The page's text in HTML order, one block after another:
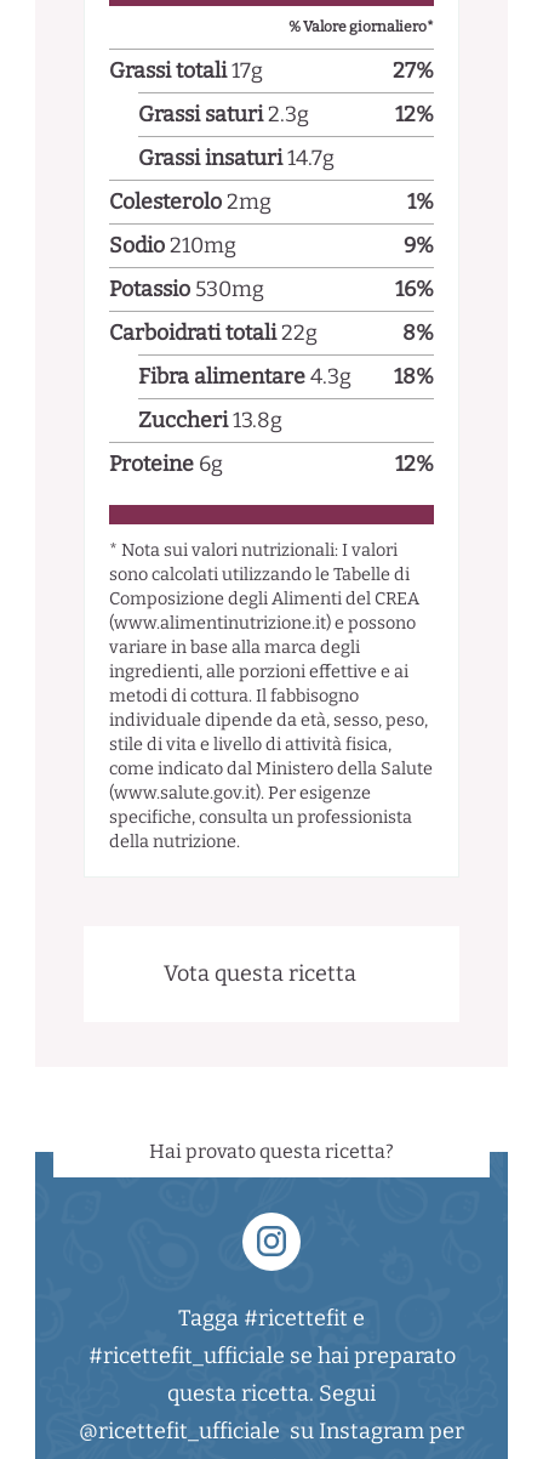
% Valore giornaliero*
Grassi totali17g 27%
Grassi saturi2.3g 12%
Grassi insaturi14.7g
Colesterolo2mg 1%
Sodio210mg 9%
Potassio 530mg 16%
Carboidrati totali22g 8%
Fibra alimentare4.3g 18%
Zuccheri13.8g
Proteine 6g 12%
* Nota sui valori nutrizionali: I valori
sono calcolati utilizzando le Tabelle di
Composizione degli Alimenti del CREA
(www.alimentinutrizione.it) e possono
variare in base alla marca degli
ingredienti, alle porzioni effettive e ai
metodi di cottura. Il fabbisogno
individuale dipende da età, sesso, peso,
stile di vita e livello di attività fisica,
come indicato dal Ministero della Salute
(www.salute.gov.it). Per esigenze
specifiche, consulta un professionista
della nutrizione.
Vota questa ricetta
Hai provato questa ricetta?
Tagga #ricettefit e
#ricettefit_ufficiale se hai preparato
questa ricetta. Segui
@ricettefit_ufficiale su Instagram per